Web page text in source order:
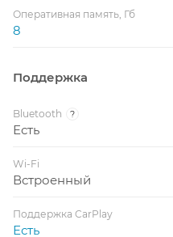
Оперативная память, Гб
8
Поддержка
Bluetooth ?
Есть
Wi-Fi
Встроенный
Поддержка CarPlay
Есть